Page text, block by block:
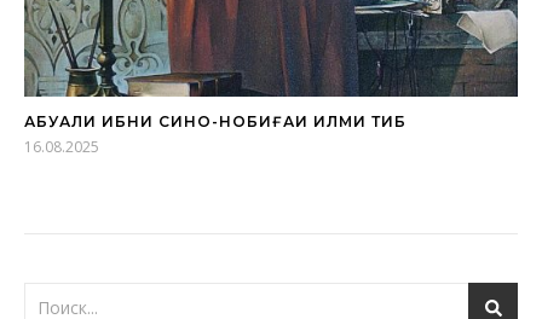
АБУАЛИ ИБНИ СИНО-НОБИҒАИ ИЛМИ ТИБ
16.08.2025